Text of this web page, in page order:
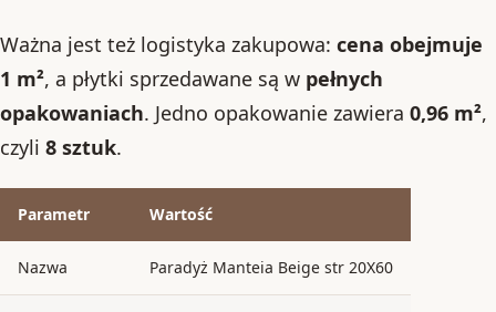
Ważna jest też logistyka zakupowa: cena obejmuje
1 m², a płytki sprzedawane są w pełnych
opakowaniach. Jedno opakowanie zawiera 0,96 m²,
czyli 8 sztuk.
Parametr Wartość
Nazwa Paradyż Manteia Beige str 20X60